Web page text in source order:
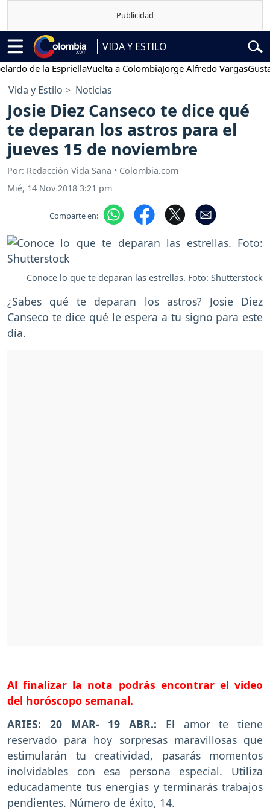
VIDA Y ESTILO
la EspriellaVuelta a ColombiaJorge Alfredo VargasGustavo
Vida y Estilo Noticias
Josie Diez Canseco te dice qué
te deparan los astros para el
jueves 15 de noviembre
Por: Redacción Vida Sana • Colombia.com
Mié, 14 Nov 2018 3:21 pm
Comparte en:
Conoce lo que te deparan las estrellas. Foto: Shutterstock
¿Sabes qué te deparan los astros? Josie Diez
Canseco te dice qué le espera a tu signo para este
día.
Al finalizar la nota podrás encontrar el video
del horóscopo semanal.
ARIES: 20 MAR- 19 ABR.: El amor te tiene
reservado para hoy sorpresas maravillosas que
estimularán tu creatividad, pasarás momentos
inolvidables con esa persona especial. Utiliza
educadamente tus energías y terminarás trabajos
pendientes. Número de éxito, 14.